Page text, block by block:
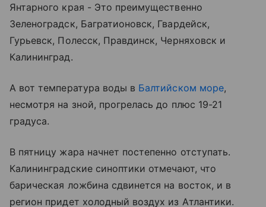
Янтарного края - Это преимущественно
Зеленоградск, Багратионовск, Гвардейск,
Гурьевск, Полесск, Правдинск, Черняховск и
Калининград.
А вот температура воды в Балтийском море,
несмотря на зной, прогрелась до плюс 19-21
градуса.
В пятницу жара начнет постепенно отступать.
Калининградские синоптики отмечают, что
барическая ложбина сдвинется на восток, и в
регион придет холодный воздух из Атлантики.